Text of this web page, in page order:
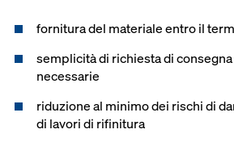
fornitura del materiale entro il
semplicità di richiesta di
necessarie
riduzione al minimo dei rischi di
di lavori di rifinitura